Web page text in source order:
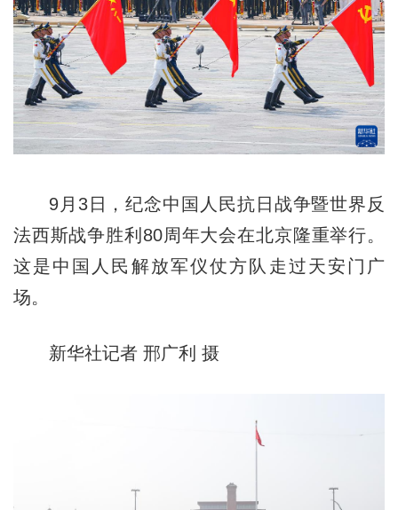
9月3日，纪念中国人民抗日战争暨世界反
法西斯战争胜利80周年大会在北京隆重举行。
这是中国人民解放军仪仗方队走过天安门广
场。
新华社记者 邢广利 摄